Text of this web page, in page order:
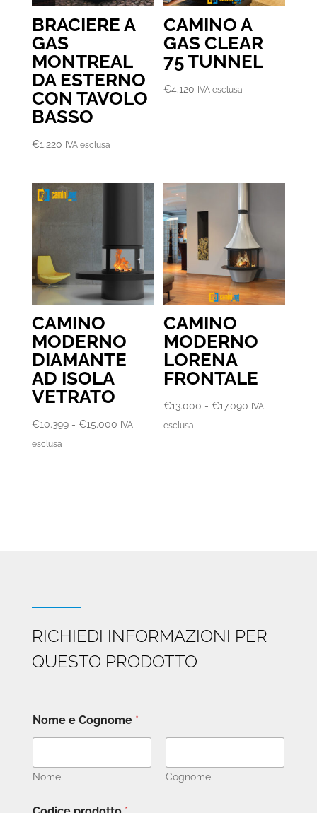
BRACIERE A
GAS
MONTREAL
DA ESTERNO
CON TAVOLO
BASSO
€1.220 IVA esclusa
CAMINO A
GAS CLEAR
75 TUNNEL
€4.120 IVA esclusa
CAMINO
MODERNO
DIAMANTE
AD ISOLA
VETRATO
€10.399 - €15.000Fascia
IVA
esclusa
CAMINO
MODERNO
LORENA
FRONTALE
€13.000 - €17.090 Fascia
IVA
esclusa
RICHIEDI INFORMAZIONI PER
QUESTO PRODOTTO
Nome e Cognome *
Nome Cognome